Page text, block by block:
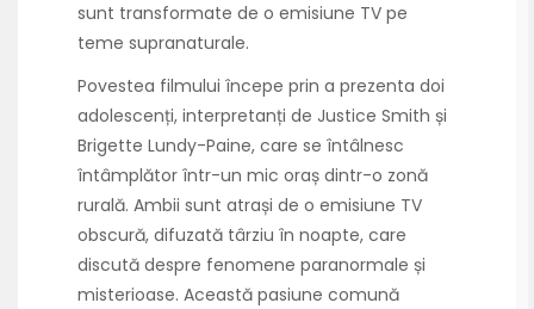
sunt transformate de o emisiune TV pe
teme supranaturale.
Povestea filmului începe prin a prezenta doi
adolescenți, interpretanți de Justice Smith și
Brigette Lundy-Paine, care se întâlnesc
întâmplător într-un mic oraș dintr-o zonă
rurală. Ambii sunt atrași de o emisiune TV
obscură, difuzată târziu în noapte, care
discută despre fenomene paranormale și
misterioase. Această pasiune comună